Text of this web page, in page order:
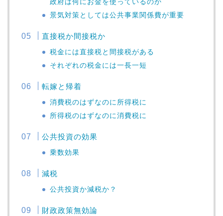
政府は何にお金を使っているのか
景気対策としては公共事業関係費が重要
直接税か間接税か
税金には直接税と間接税がある
それぞれの税金には一長一短
転嫁と帰着
消費税のはずなのに所得税に
所得税のはずなのに消費税に
公共投資の効果
乗数効果
減税
公共投資か減税か？
財政政策無効論